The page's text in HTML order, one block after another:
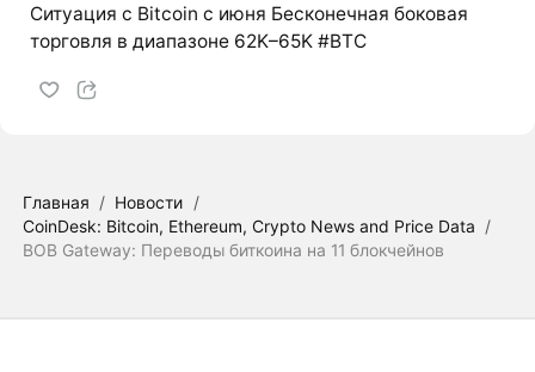
Ситуация с Bitcoin с июня Бесконечная боковая
торговля в диапазоне 62K–65K #BTC
Главная / Новости /
CoinDesk: Bitcoin, Ethereum, Crypto News and Price Data /
BOB Gateway: Переводы биткоина на 11 блокчейнов